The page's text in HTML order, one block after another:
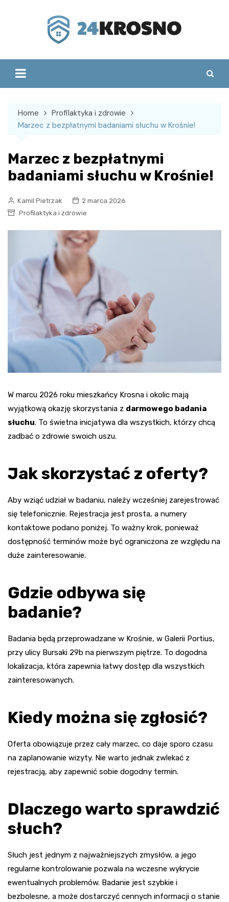
Home
Profilaktyka i zdrowie
Marzec z bezpłatnymi badaniami słuchu w Krośnie!
Marzec z bezpłatnymi
badaniami słuchu w Krośnie!
Kamil Pietrzak
2 marca 2026
Profilaktyka i zdrowie
W marcu 2026 roku mieszkańcy Krosna i okolic mają
wyjątkową okazję skorzystania z darmowego badania
słuchu. To świetna inicjatywa dla wszystkich, którzy chcą
zadbać o zdrowie swoich uszu.
Jak skorzystać z oferty?
Aby wziąć udział w badaniu, należy wcześniej zarejestrować
się telefonicznie. Rejestracja jest prosta, a numery
kontaktowe podano poniżej. To ważny krok, ponieważ
dostępność terminów może być ograniczona ze względu na
duże zainteresowanie.
Gdzie odbywa się
badanie?
Badania będą przeprowadzane w Krośnie, w Galerii Portius,
przy ulicy Bursaki 29b na pierwszym piętrze. To dogodna
lokalizacja, która zapewnia łatwy dostęp dla wszystkich
zainteresowanych.
Kiedy można się zgłosić?
Oferta obowiązuje przez cały marzec, co daje sporo czasu
na zaplanowanie wizyty. Nie warto jednak zwlekać z
rejestracją, aby zapewnić sobie dogodny termin.
Dlaczego warto sprawdzić
słuch?
Słuch jest jednym z najważniejszych zmysłów, a jego
regularne kontrolowanie pozwala na wczesne wykrycie
ewentualnych problemów. Badanie jest szybkie i
bezbolesne, a może dostarczyć cennych informacji o stanie